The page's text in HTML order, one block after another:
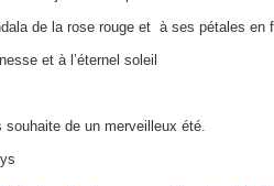
de la rose rouge et à ses pétales en
et à l’éternel soleil
souhaite de un merveilleux été.